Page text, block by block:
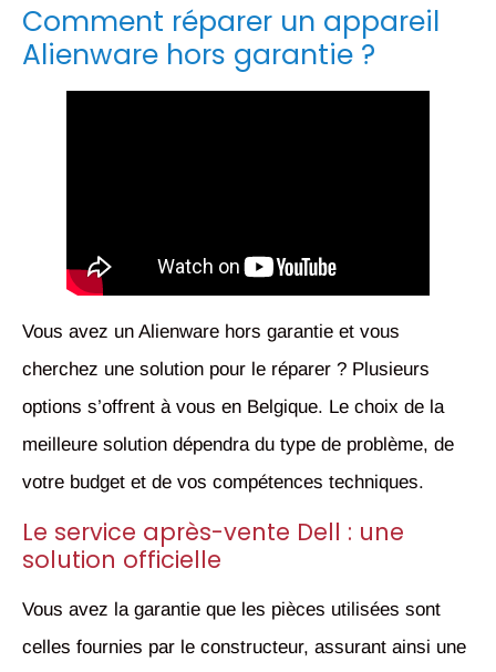
Comment réparer un appareil
Alienware hors garantie ?
Vous avez un Alienware hors garantie et vous
cherchez une solution pour le réparer ? Plusieurs
options s’offrent à vous en Belgique. Le choix de la
meilleure solution dépendra du type de problème, de
votre budget et de vos compétences techniques.
Le service après-vente Dell : une
solution officielle
Vous avez la garantie que les pièces utilisées sont
celles fournies par le constructeur, assurant ainsi une